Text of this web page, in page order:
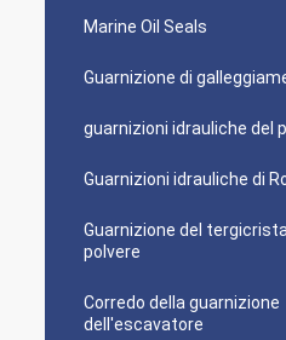
Marine Oil Seals
Guarnizione di
guarnizioni idrauliche del
Guarnizioni idrauliche di
Guarnizione del
polvere
Corredo della guarnizione
dell'escavatore